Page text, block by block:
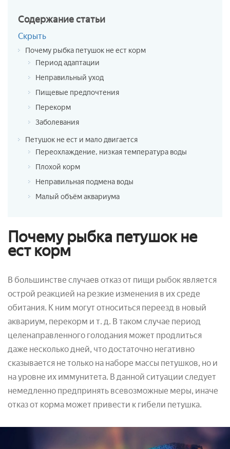
Содержаниестатьи
Скрыть
Почему рыбка петушок не ест корм
Период адаптации
Неправильный уход
Пищевые предпочтения
Перекорм
Заболевания
Петушок не ест и мало двигается
Переохлаждение, низкая температура воды
Плохой корм
Неправильная подмена воды
Малый объём аквариума
Почему рыбка петушок не
ест корм
В большинстве случаев отказ от пищи рыбок является
острой реакцией на резкие изменения в их среде
обитания. К ним могут относиться переезд в новый
аквариум, перекорм и т. д. В таком случае период
целенаправленного голодания может продлиться
даже несколько дней, что достаточно негативно
сказывается не только на наборе массы петушков, но и
на уровне их иммунитета. В данной ситуации следует
немедленно предпринять всевозможные меры, иначе
отказ от корма может привести к гибели петушка.